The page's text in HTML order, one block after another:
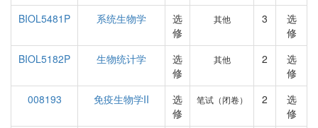
BIOL5481P
系统生物学
选
修
其他 3
选
修
BIOL5182P
生物统计学
选
修
其他 2
选
修
008193
免疫生物学II
选
修
笔试（闭卷） 2
选
修